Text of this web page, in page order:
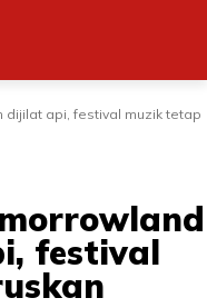
dijilat api, festival muzik tetap
festival